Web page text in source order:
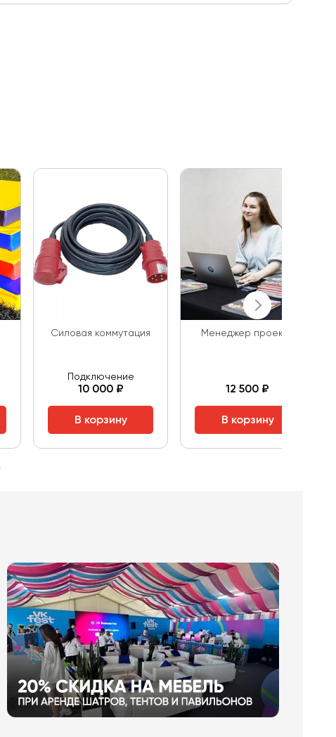
Cиловая коммутация
Подключение
10 000 ₽
В корзину
Менеджер проекта
12 500 ₽
В корзину